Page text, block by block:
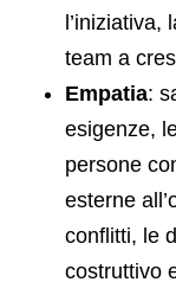
l’iniziativa,
team a
Empatia:
esigenze,
persone
esterne
conflitti, le
costruttivo